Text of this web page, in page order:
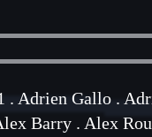
. Adrien Gallo .
Barry . Alex